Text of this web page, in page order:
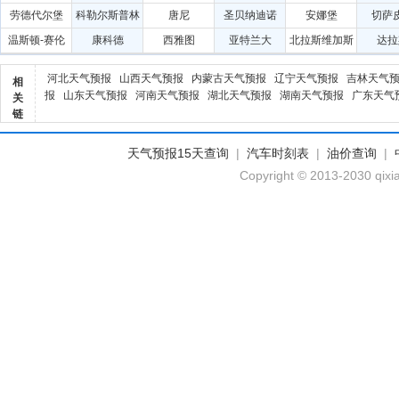
劳德代尔堡
科勒尔斯普林
斯
唐尼 圣贝纳迪诺 安娜堡
切萨
温斯顿-赛伦
康科德 西雅图 亚特兰大 北拉斯维加斯 达
相
关
链
河北天气预报 山西天气预报 内蒙古天气预报 辽宁天气预报
吉林天气
报
山东天气预报 河南天气预报 湖北天气预报 湖南天气预报 广东天气
天气预报15天查询 | 汽车时刻表 | 油价查询 |
Copyright © 2013-2030